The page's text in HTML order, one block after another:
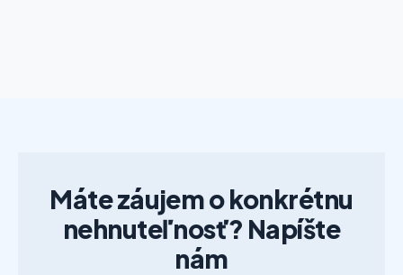
Máte záujem o konkrétnu
nehnuteľnosť? Napíšte
nám